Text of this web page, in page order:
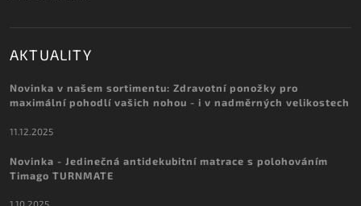
AKTUALITY
Novinka v našem sortimentu: Zdravotní ponožky pro
maximální pohodlí vašich nohou - i v nadměrných velikostech
11.12.2025
Novinka - Jedinečná antidekubitní matrace s polohováním
Timago TURNMATE
1.10.2025